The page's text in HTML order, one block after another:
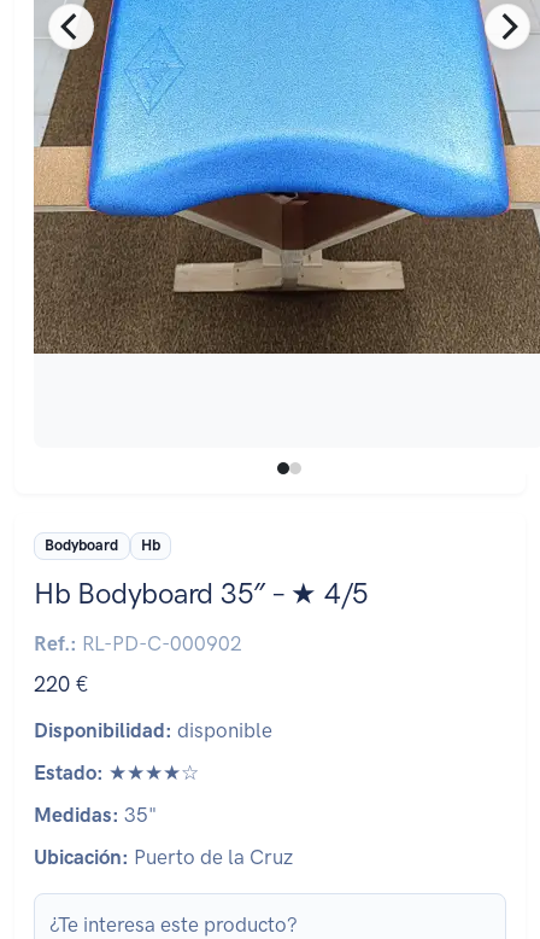
Bodyboard Hb
Hb Bodyboard 35″ – ★ 4/5
Ref.: RL-PD-C-000902
220 €
Disponibilidad: disponible
Estado: ★★★★☆
Medidas: 35"
Ubicación: Puerto de la Cruz
¿Te interesa este producto?